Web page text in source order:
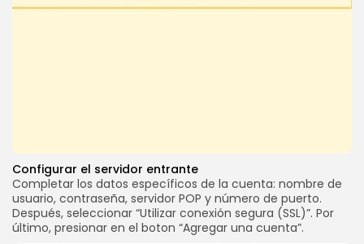
Configurar el servidor entrante
Completar los datos específicos de la cuenta: nombre de
usuario, contraseña, servidor POP y número de puerto.
Después, seleccionar “Utilizar conexión segura (SSL)”. Por
último, presionar en el boton “Agregar una cuenta”.